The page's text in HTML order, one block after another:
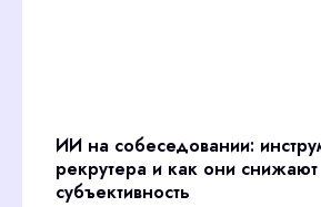
ИИ на собеседовании:
рекрутера и как они снижают
субъективность